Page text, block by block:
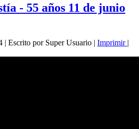
- 55 años 11 de junio
| Escrito por Super Usuario | Imprimir |